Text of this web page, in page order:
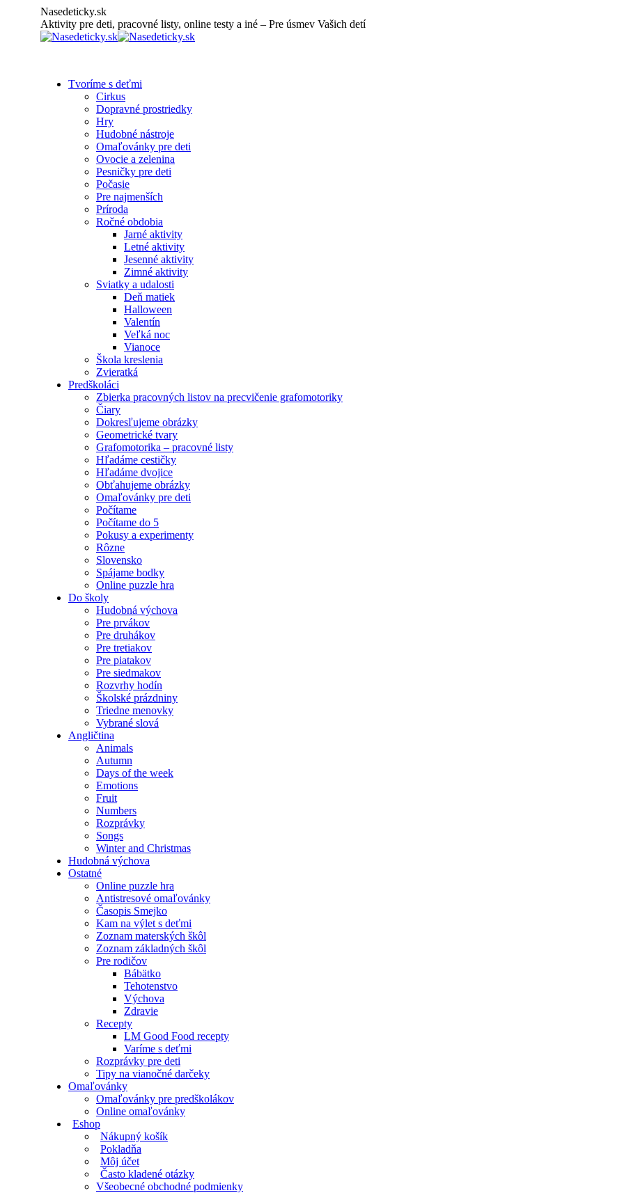
Nasedeticky.sk
Aktivity pre deti, pracovné listy, online testy a iné – Pre úsmev Vašich detí
Tvoríme s deťmi
Cirkus
Dopravné prostriedky
Hry
Hudobné nástroje
Omaľovánky pre deti
Ovocie a zelenina
Pesničky pre deti
Počasie
Pre najmenších
Príroda
Ročné obdobia
Jarné aktivity
Letné aktivity
Jesenné aktivity
Zimné aktivity
Sviatky a udalosti
Deň matiek
Halloween
Valentín
Veľká noc
Vianoce
Škola kreslenia
Zvieratká
Predškoláci
Zbierka pracovných listov na precvičenie grafomotoriky
Čiary
Dokresľujeme obrázky
Geometrické tvary
Grafomotorika – pracovné listy
Hľadáme cestičky
Hľadáme dvojice
Obťahujeme obrázky
Omaľovánky pre deti
Počítame
Počítame do 5
Pokusy a experimenty
Rôzne
Slovensko
Spájame bodky
Online puzzle hra
Do školy
Hudobná výchova
Pre prvákov
Pre druhákov
Pre tretiakov
Pre piatakov
Pre siedmakov
Rozvrhy hodín
Školské prázdniny
Triedne menovky
Vybrané slová
Angličtina
Animals
Autumn
Days of the week
Emotions
Fruit
Numbers
Rozprávky
Songs
Winter and Christmas
Hudobná výchova
Ostatné
Online puzzle hra
Antistresové omaľovánky
Časopis Smejko
Kam na výlet s deťmi
Zoznam materských škôl
Zoznam základných škôl
Pre rodičov
Bábätko
Tehotenstvo
Výchova
Zdravie
Recepty
LM Good Food recepty
Varíme s deťmi
Rozprávky pre deti
Tipy na vianočné darčeky
Omaľovánky
Omaľovánky pre predškolákov
Online omaľovánky
Eshop
Nákupný košík
Pokladňa
Môj účet
Často kladené otázky
Všeobecné obchodné podmienky